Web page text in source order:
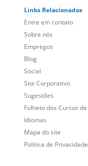
Links Relacionados
Entre em contato
Sobre nós
Empregos
Blog
Social
Site Corporativo
Sugestões
Folheto dos Cursos de
Idiomas
Mapa do site
Política de Privacidade